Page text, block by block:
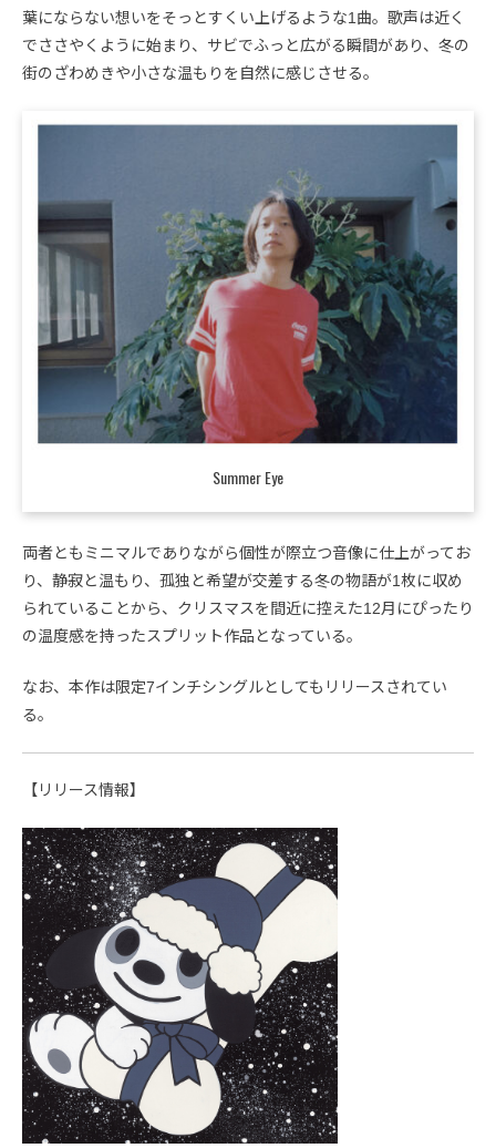
葉にならない想いをそっとすくい上げるような1曲。歌声は近く
でささやくように始まり、サビでふっと広がる瞬間があり、冬の
街のざわめきや小さな温もりを自然に感じさせる。
Summer Eye
両者ともミニマルでありながら個性が際立つ音像に仕上がってお
り、静寂と温もり、孤独と希望が交差する冬の物語が1枚に収め
られていることから、クリスマスを間近に控えた12月にぴったり
の温度感を持ったスプリット作品となっている。
なお、本作は限定7インチシングルとしてもリリースされてい
る。
【リリース情報】